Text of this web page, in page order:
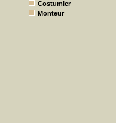
Costumier
Monteur